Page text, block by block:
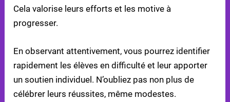
Cela valorise leurs efforts et les motive à
progresser.
En observant attentivement, vous pourrez identifier
rapidement les élèves en difficulté et leur apporter
un soutien individuel. N’oubliez pas non plus de
célébrer leurs réussites, même modestes.